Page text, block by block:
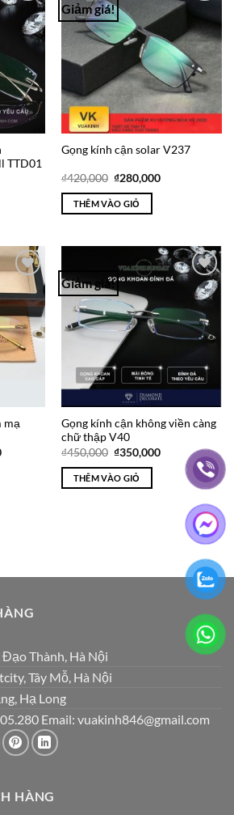
Add to
Wishlist
TTD01
Giảm giá!
Gọng kính cận solar V237
₫420,000 Giá
là:
₫420,000.
₫280,000Giá
THÊM VÀO GIỎ
Wishlist
mạ
Giá
Giảm giá!
Add to
Wishlist
Gọng kính cận không viền càng
chữ thập V40
₫450,000 Giá
là:
₫450,000.
₫350,000Giá
₫350,000.
THÊM VÀO GIỎ
Đạo Thành, Hà Nội
Tây Mỗ, Hà Nội
Hạ Long
Email: vuakinh846@gmail.com
HÀNG